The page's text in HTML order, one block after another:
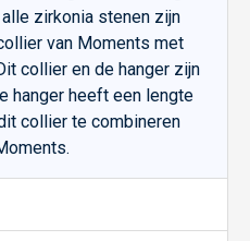
zirkonia stenen zijn
van Moments met
collier en de hanger zijn
hanger heeft een lengte
collier te combineren